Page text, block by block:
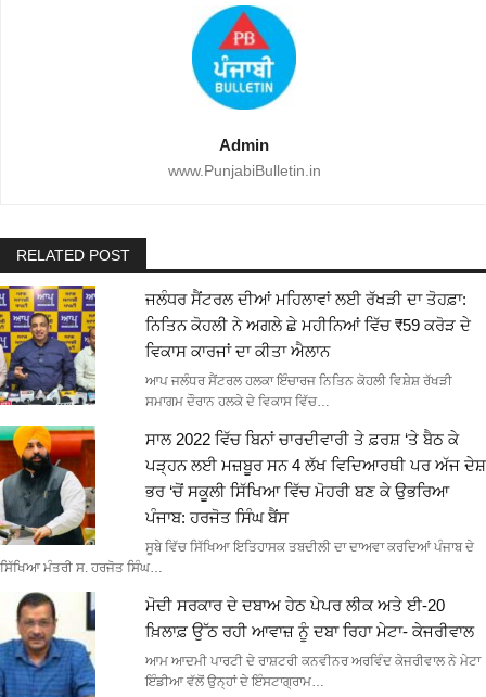
Admin
www.PunjabiBulletin.in
RELATED POST
ਜਲੰਧਰ ਸੈਂਟਰਲ ਦੀਆਂ ਮਹਿਲਾਵਾਂ ਲਈ ਰੱਖੜੀ ਦਾ ਤੋਹਫ਼ਾ:
ਨਿਤਿਨ ਕੋਹਲੀ ਨੇ ਅਗਲੇ ਛੇ ਮਹੀਨਿਆਂ ਵਿੱਚ ₹59 ਕਰੋੜ ਦੇ
ਵਿਕਾਸ ਕਾਰਜਾਂ ਦਾ ਕੀਤਾ ਐਲਾਨ
ਆਪ ਜਲੰਧਰ ਸੈਂਟਰਲ ਹਲਕਾ ਇੰਚਾਰਜ ਨਿਤਿਨ ਕੋਹਲੀ ਵਿਸ਼ੇਸ਼ ਰੱਖੜੀ
ਸਮਾਗਮ ਦੌਰਾਨ ਹਲਕੇ ਦੇ ਵਿਕਾਸ ਵਿੱਚ…
ਸਾਲ 2022 ਵਿੱਚ ਬਿਨਾਂ ਚਾਰਦੀਵਾਰੀ ਤੇ ਫ਼ਰਸ਼ ‘ਤੇ ਬੈਠ ਕੇ
ਪੜ੍ਹਨ ਲਈ ਮਜ਼ਬੂਰ ਸਨ 4 ਲੱਖ ਵਿਦਿਆਰਥੀ ਪਰ ਅੱਜ ਦੇਸ਼
ਭਰ ‘ਚੋਂ ਸਕੂਲੀ ਸਿੱਖਿਆ ਵਿੱਚ ਮੋਹਰੀ ਬਣ ਕੇ ਉਭਰਿਆ
ਪੰਜਾਬ: ਹਰਜੋਤ ਸਿੰਘ ਬੈਂਸ
ਸੂਬੇ ਵਿੱਚ ਸਿੱਖਿਆ ਇਤਿਹਾਸਕ ਤਬਦੀਲੀ ਦਾ ਦਾਅਵਾ ਕਰਦਿਆਂ ਪੰਜਾਬ ਦੇ
ਸਿੱਖਿਆ ਮੰਤਰੀ ਸ. ਹਰਜੋਤ ਸਿੰਘ…
ਮੋਦੀ ਸਰਕਾਰ ਦੇ ਦਬਾਅ ਹੇਠ ਪੇਪਰ ਲੀਕ ਅਤੇ ਈ-20
ਖ਼ਿਲਾਫ਼ ਉੱਠ ਰਹੀ ਆਵਾਜ਼ ਨੂੰ ਦਬਾ ਰਿਹਾ ਮੇਟਾ- ਕੇਜਰੀਵਾਲ
ਆਮ ਆਦਮੀ ਪਾਰਟੀ ਦੇ ਰਾਸ਼ਟਰੀ ਕਨਵੀਨਰ ਅਰਵਿੰਦ ਕੇਜਰੀਵਾਲ ਨੇ ਮੇਟਾ
ਇੰਡੀਆ ਵੱਲੋਂ ਉਨ੍ਹਾਂ ਦੇ ਇੰਸਟਾਗ੍ਰਾਮ…